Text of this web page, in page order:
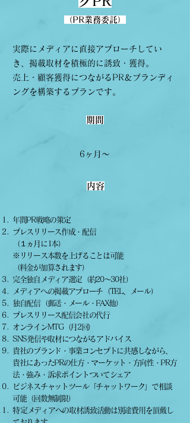
（PR業務委託）
実際にメディアに直接アプローチしてい
き、掲載取材を積極的に誘致・獲得。
売上・顧客獲得につながるPR＆ブランディ
ングを構築するプランです。
期間
6ヶ月〜
内容
年間PR戦略の策定
プレスリリース作成・配信
（１ヵ月に1本）
​※リリース本数を上げることは可能
（料金が加算されます）
完全独自メディア選定（約20～30社）
メディアへの掲載アプローチ（TEL、メール）
独自配信（郵送・メール・FAX他）
プレスリリース配信会社の代行
オンラインMTG（月2回）
SNS発信や取材につながるアドバイス
貴社のブランド・事業コンセプトに共感しながら、
貴社にあったPRの仕方・マーケット・方向性・ PR方
法・強み・訴求ポイントついてシェア
ビジネスチャットツール「チャットワーク」 で相談
可能（回数無制限）
​特定メディアへの取材誘致活動は別途費用を頂戴し